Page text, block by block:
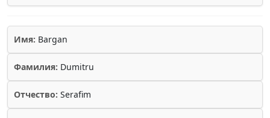
Имя: Bargan
Фамилия: Dumitru
Отчество: Serafim